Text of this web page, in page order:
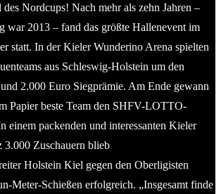
Nordcups! Nach mehr als zehn Jahren –
war 2013 – fand das größte Hallenevent im
statt. In der Kieler Wunderino Arena spielten
aus Schleswig-Holstein um den
2.000 Euro Siegprämie. Am Ende gewann
Papier beste Team den SHFV-LOTTO-
einem packenden und interessanten Kieler
Zuschauern blieb
Holstein Kiel gegen den Oberligisten
Meter-Schießen erfolgreich. „Insgesamt finde